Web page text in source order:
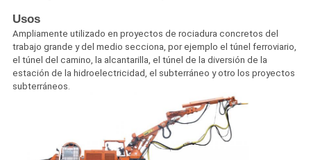
Usos
Ampliamente utilizado en proyectos de rociadura concretos del
trabajo grande y del medio secciona, por ejemplo el túnel ferroviario,
el túnel del camino, la alcantarilla, el túnel de la diversión de la
estación de la hidroelectricidad, el subterráneo y otro los proyectos
subterráneos.